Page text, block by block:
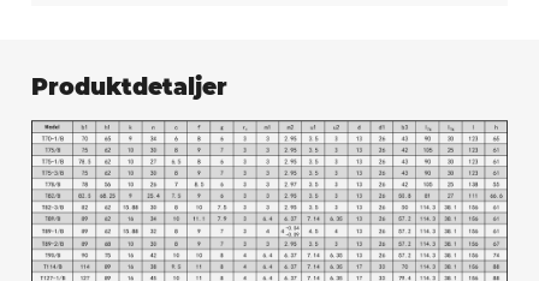
Produktdetaljer